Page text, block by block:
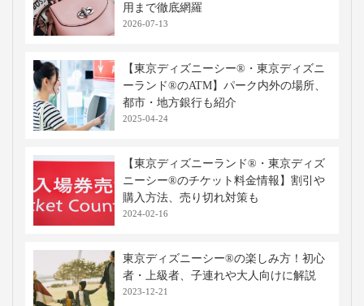
用まで徹底網羅
2026-07-13
【東京ディズニーシー®・東京ディズニ
ーランド®のATM】パーク内外の場所、
都市・地方銀行も紹介
2025-04-24
【東京ディズニーランド®・東京ディズ
ニーシー®のチケット料金情報】割引や
購入方法、売り切れ対策も
2024-02-16
東京ディズニーシー®の楽しみ方！初心
者・上級者、子連れや大人向けに解説
2023-12-21